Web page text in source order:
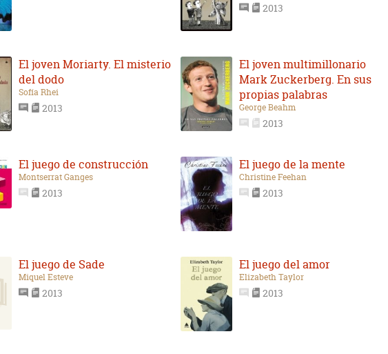
2013
El joven Moriarty. El misterio
del dodo
Sofía Rhei
2013
El joven multimillonario
Mark Zuckerberg. En sus
propias palabras
George Beahm
2013
El juego de construcción
Montserrat Ganges
2013
El juego de la mente
Christine Feehan
2013
El juego de Sade
Miquel Esteve
2013
El juego del amor
Elizabeth Taylor
2013